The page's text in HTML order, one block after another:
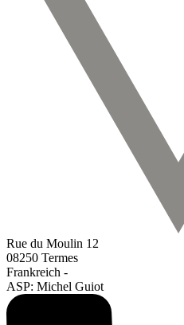
Rue du Moulin 12
08250 Termes
Frankreich -
ASP: Michel Guiot